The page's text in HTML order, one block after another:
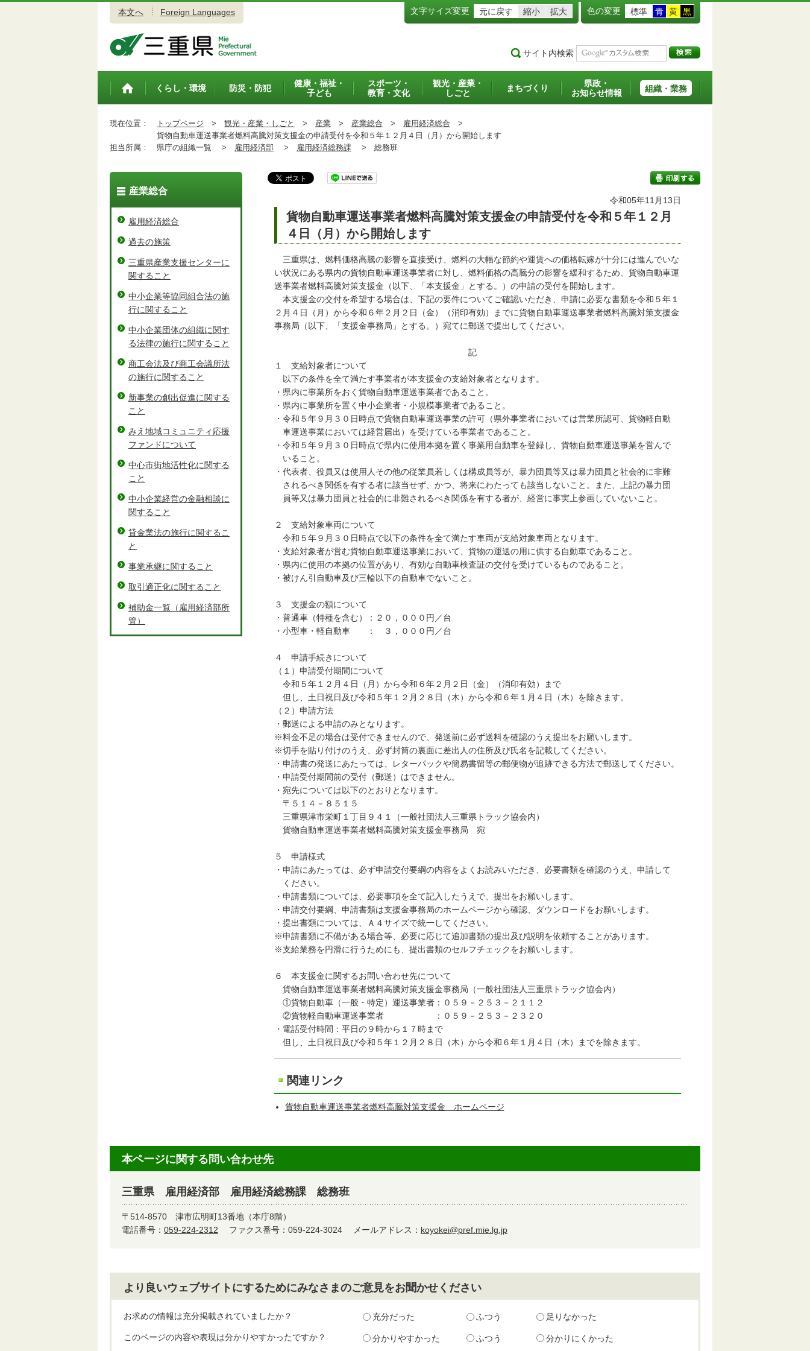
本文へ Foreign Languages 文字サイズ変更 元に戻す 縮小 拡大 色の変更 標準 青 黄 黒
サイト内検索
トップペ
くらし・環境 防災・防犯
健康・福祉・
子ども
スポーツ・
教育・文化
観光・産業・
しごと
まちづくり
県政・
お知らせ情報
組織・業務
現在位置： トップページ > 観光・産業・しごと > 産業 > 産業総合 > 雇用経済総合 >
貨物自動車運送事業者燃料高騰対策支援金の申請受付を令和５年１２月４日（月）から開始します
担当所属：
県庁の組織一覧 > 雇用経済部 > 雇用経済総務課 > 総務班
令和05年11月13日
貨物自動車運送事業者燃料高騰対策支援金の申請受付を令和５年１２月
４日（月）から開始します
三重県は、燃料価格高騰の影響を直接受け、燃料の大幅な節約や運賃への価格転嫁が十分には進んでいな
い状況にある県内の貨物自動車運送事業者に対し、燃料価格の高騰分の影響を緩和するため、貨物自動車運
送事業者燃料高騰対策支援金（以下、「本支援金」とする。）の申請の受付を開始します。
本支援金の交付を希望する場合は、下記の要件についてご確認いただき、申請に必要な書類を令和５年１
２月４日（月）から令和６年２月２日（金）（消印有効）までに貨物自動車運送事業者燃料高騰対策支援金
事務局（以下、「支援金事務局」とする。）宛てに郵送で提出してください。
記
１ 支給対象者について
以下の条件を全て満たす事業者が本支援金の支給対象者となります。
・県内に事業所をおく貨物自動車運送事業者であること。
・県内に事業所を置く中小企業者・小規模事業者であること。
・令和５年９月３０日時点で貨物自動車運送事業の許可（県外事業者においては営業所認可、貨物軽自動
車運送事業においては経営届出）を受けている事業者であること。
・令和５年９月３０日時点で県内に使用本拠を置く事業用自動車を登録し、貨物自動車運送事業を営んで
いること。
・代表者、役員又は使用人その他の従業員若しくは構成員等が、暴力団員等又は暴力団員と社会的に非難
されるべき関係を有する者に該当せず、かつ、将来にわたっても該当しないこと。また、上記の暴力団
員等又は暴力団員と社会的に非難されるべき関係を有する者が、経営に事実上参画していないこと。
２ 支給対象車両について
令和５年９月３０日時点で以下の条件を全て満たす車両が支給対象車両となります。
・支給対象者が営む貨物自動車運送事業において、貨物の運送の用に供する自動車であること。
・県内に使用の本拠の位置があり、有効な自動車検査証の交付を受けているものであること。
・被けん引自動車及び三輪以下の自動車でないこと。
３ 支援金の額について
・普通車（特種を含む）：２０，０００円／台
・小型車・軽自動車 ： ３，０００円／台
４ 申請手続きについて
（１）申請受付期間について
令和５年１２月４日（月）から令和６年２月２日（金）（消印有効）まで
但し、土日祝日及び令和５年１２月２８日（木）から令和６年１月４日（木）を除きます。
（２）申請方法
・郵送による申請のみとなります。
※料金不足の場合は受付できませんので、発送前に必ず送料を確認のうえ提出をお願いします。
※切手を貼り付けのうえ、必ず封筒の裏面に差出人の住所及び氏名を記載してください。
・申請書の発送にあたっては、レターパックや簡易書留等の郵便物が追跡できる方法で郵送してください。
・申請受付期間前の受付（郵送）はできません。
・宛先については以下のとおりとなります。
〒５１４－８５１５
三重県津市栄町１丁目９４１（一般社団法人三重県トラック協会内）
貨物自動車運送事業者燃料高騰対策支援金事務局 宛
５ 申請様式
・申請にあたっては、必ず申請交付要綱の内容をよくお読みいただき、必要書類を確認のうえ、申請して
ください。
・申請書類については、必要事項を全て記入したうえで、提出をお願いします。
・申請交付要綱、申請書類は支援金事務局のホームページから確認、ダウンロードをお願いします。
・提出書類については、Ａ４サイズで統一してください。
※申請書類に不備がある場合等、必要に応じて追加書類の提出及び説明を依頼することがあります。
※支給業務を円滑に行うためにも、提出書類のセルフチェックをお願いします。
６ 本支援金に関するお問い合わせ先について
貨物自動車運送事業者燃料高騰対策支援金事務局（一般社団法人三重県トラック協会内）
①貨物自動車（一般・特定）運送事業者：０５９－２５３－２１１２
②貨物軽自動車運送事業者 ：０５９－２５３－２３２０
・電話受付時間：平日の９時から１７時まで
但し、土日祝日及び令和５年１２月２８日（木）から令和６年１月４日（木）までを除きます。
関連リンク
貨物自動車運送事業者燃料高騰対策支援金 ホームページ
産業総合
雇用経済総合
過去の施策
三重県産業支援センターに
関すること
中小企業等協同組合法の施
行に関すること
中小企業団体の組織に関す
る法律の施行に関すること
商工会法及び商工会議所法
の施行に関すること
新事業の創出促進に関する
こと
みえ地域コミュニティ応援
ファンドについて
中心市街地活性化に関する
こと
中小企業経営の金融相談に
関すること
貸金業法の施行に関するこ
と
事業承継に関すること
取引適正化に関すること
補助金一覧（雇用経済部所
管）
本ページに関する問い合わせ先
三重県 雇用経済部 雇用経済総務課 総務班
〒514-8570 津市広明町13番地（本庁8階）
電話番号： 059-224-2312 ファクス番号：059-224-3024 メールアドレス： koyokei@pref.mie.lg.jp
より良いウェブサイトにするためにみなさまのご意見をお聞かせください
お求めの情報は充分掲載されていましたか？ 充分だった ふつう 足りなかった
このページの内容や表現は分かりやすかったですか？ 分かりやすかった ふつう 分かりにくかった